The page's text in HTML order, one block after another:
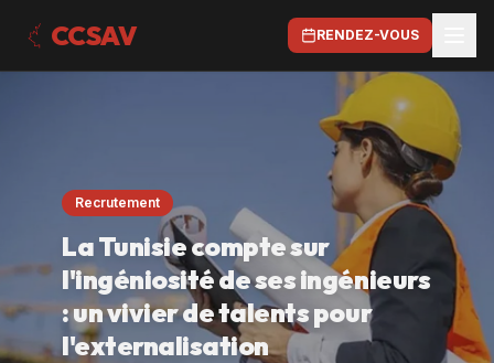
CCSAV RENDEZ-VOUS
Recrutement
La Tunisie compte sur
l'ingéniosité de ses ingénieurs
: un vivier de talents pour
l'externalisation